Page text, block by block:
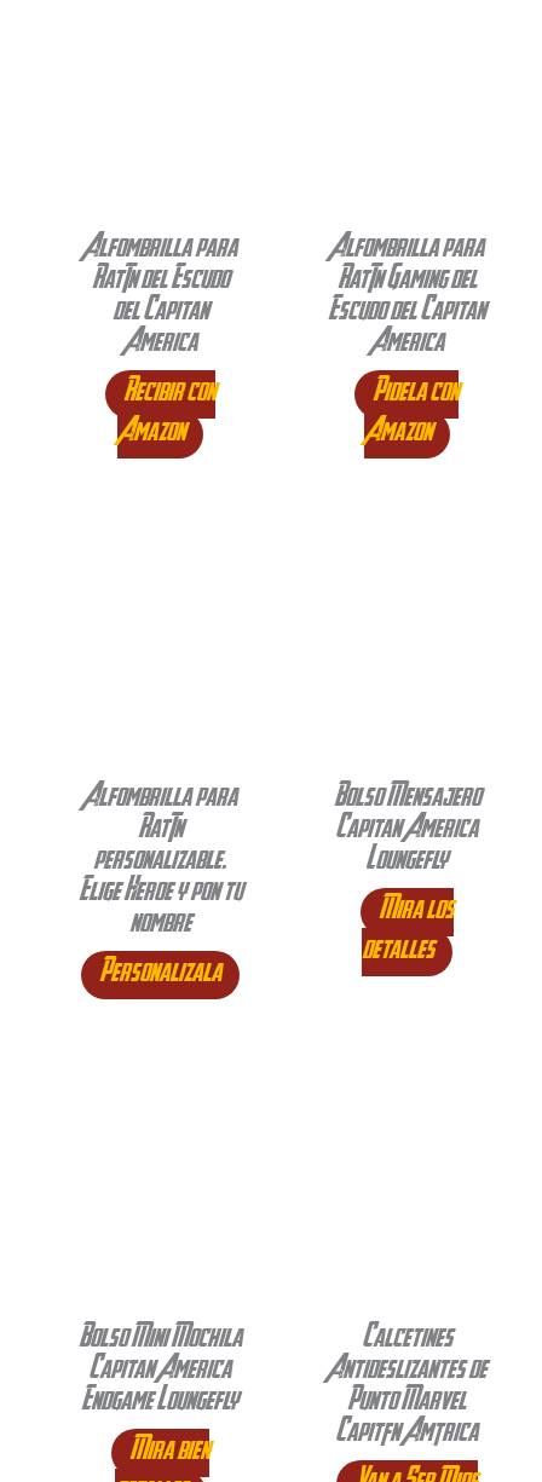
Alfombrilla para
Ratón del Escudo
del Capitan
America
Recibir con
Amazon
Alfombrilla para
Ratón Gaming del
Escudo del Capitan
America
Pidela con
Amazon
Alfombrilla para
Ratón
personalizable.
Elige Heroe y pon tu
nombre
Personalizala
Bolso Mensajero
Capitan America
Loungefly
Mira los
detalles
Bolso Mini Mochila
Capitan America
Endgame Loungefly
Mira bien
Calcetines
Antideslizantes de
Punto Marvel
Capitán América